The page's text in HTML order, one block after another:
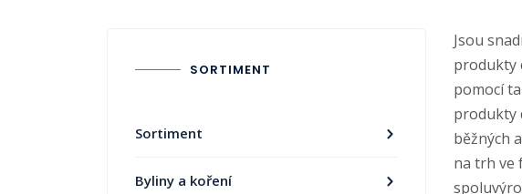
Jsou
produkty
pomocí
produkty
běžných
na trh ve
SORTIMENT
Sortiment
Byliny a koření